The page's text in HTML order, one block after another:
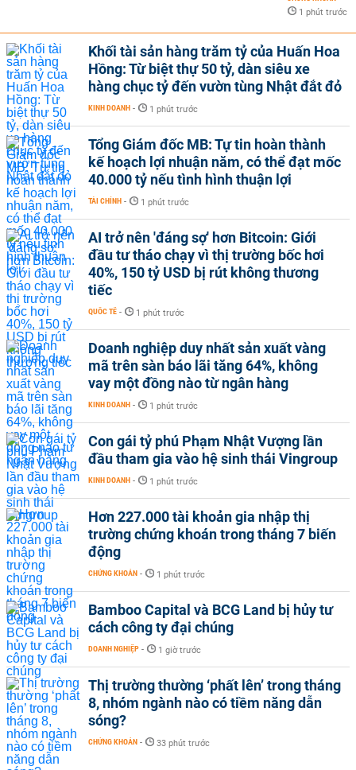
1 phút trước
Khối tài sản hàng trăm tỷ của Huấn Hoa
Hồng: Từ biệt thự 50 tỷ, dàn siêu xe
hàng chục tỷ đến vườn tùng Nhật đắt đỏ
KINH DOANH - 1 phút trước
Tổng Giám đốc MB: Tự tin hoàn thành
kế hoạch lợi nhuận năm, có thể đạt mốc
40.000 tỷ nếu tình hình thuận lợi
TÀI CHÍNH - 1 phút trước
AI trở nên 'đáng sợ' hơn Bitcoin: Giới
đầu tư tháo chạy vì thị trường bốc hơi
40%, 150 tỷ USD bị rút không thương
tiếc
QUỐC TẾ - 1 phút trước
Doanh nghiệp duy nhất sản xuất vàng
mã trên sàn báo lãi tăng 64%, không
vay một đồng nào từ ngân hàng
KINH DOANH - 1 phút trước
Con gái tỷ phú Phạm Nhật Vượng lần
đầu tham gia vào hệ sinh thái Vingroup
KINH DOANH - 1 phút trước
Hơn 227.000 tài khoản gia nhập thị
trường chứng khoán trong tháng 7 biến
động
CHỨNG KHOÁN - 1 phút trước
Bamboo Capital và BCG Land bị hủy tư
cách công ty đại chúng
DOANH NGHIỆP - 1 giờ trước
Thị trường thường ‘phất lên’ trong tháng
8, nhóm ngành nào có tiềm năng dẫn
sóng?
CHỨNG KHOÁN - 33 phút trước